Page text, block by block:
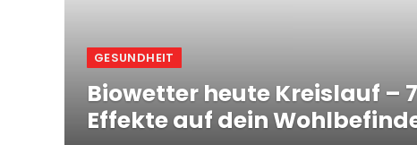
GESUNDHEIT
Biowetter heute Kreislauf –
Effekte auf dein